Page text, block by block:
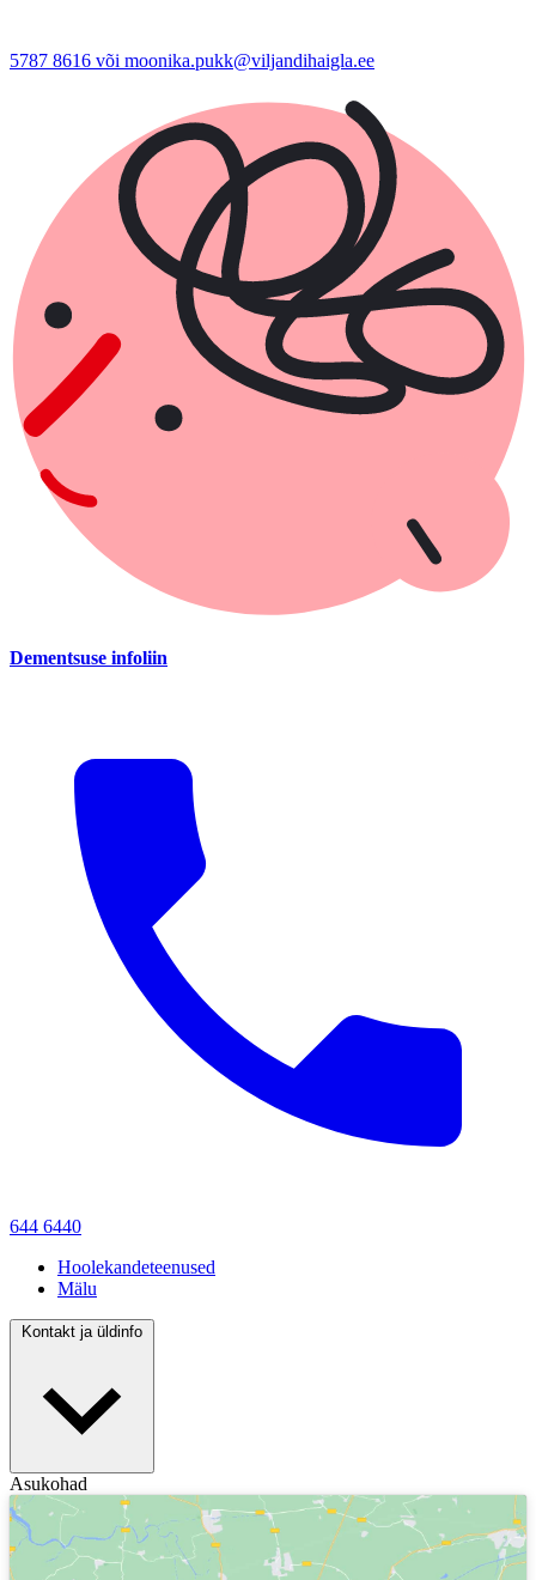
5787 8616 või moonika.pukk@viljandihaigla.ee
Dementsuse infoliin
644 6440
Hoolekandeteenused
Mälu
Kontakt ja üldinfo
Asukohad